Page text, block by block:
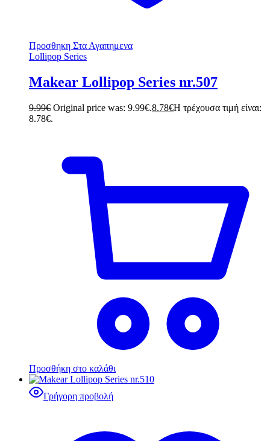
Προσθηκη Στα Αγαπημενα
Lollipop Series
Makear Lollipop Series nr.507
9.99€ Original price was: 9.99€.8.78€Η τρέχουσα τιμή είναι:
8.78€.
Προσθήκη στο καλάθι
Γρήγορη προβολή